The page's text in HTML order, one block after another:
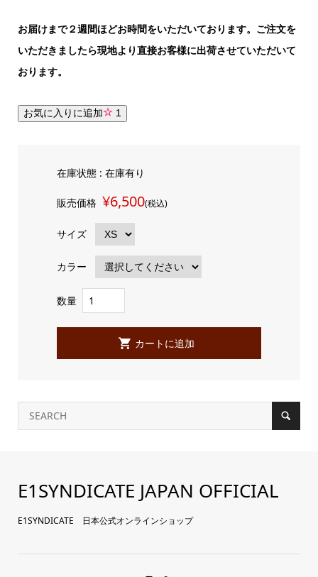
お届けまで２週間ほどお時間をいただいております。ご注文を
いただきましたら現地より直接お客様に出荷させていただいて
おります。
お気に入りに追加 1
在庫状態 : 在庫有り
販売価格 ¥6,500(税込)
サイズ
カラー
数量
E1SYNDICATE JAPAN OFFICIAL
E1SYNDICATE 日本公式オンラインショップ